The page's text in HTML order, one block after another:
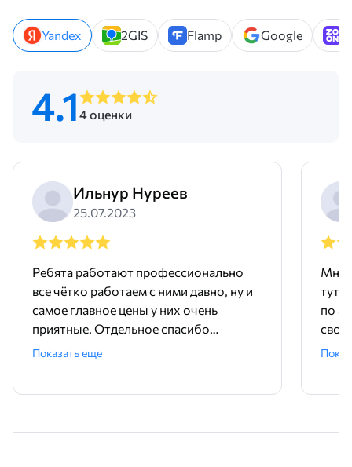
Yandex 2GIS Flamp Google
4.1 4 оценки
Ильнур Нуреев
25.07.2023
Ребята работают профессионально
все чётко работаем с ними давно, ну и
самое главное цены у них очень
приятные. Отдельное спасибо
менеджеру Родиону!
Показать еще
Мне
тут
по